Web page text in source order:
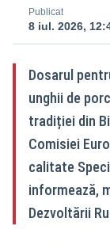
Publicat
8 iul. 2026,
Dosarul
unghii de
tradiției din
Comisiei
calitate
informează,
Dezvoltării